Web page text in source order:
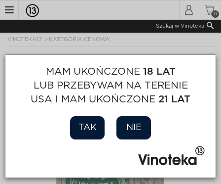
Toggle
0
Szukaj w Vinoteka
VINOTEKA13 KATEGORIA CENOWA
MAM UKOŃCZONE 18 LAT
LUB PRZEBYWAM NA TERENIE
USA I MAM UKOŃCZONE 21 LAT
TAK NIE